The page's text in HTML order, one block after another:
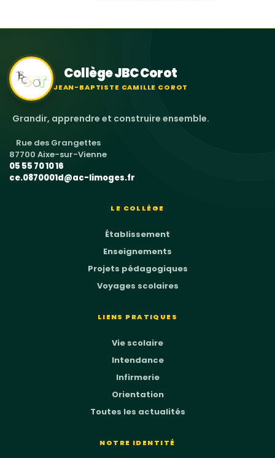
Collège JBC Corot
JEAN-BAPTISTE CAMILLE COROT
Grandir, apprendre et construire ensemble.
Rue des Grangettes
87700 Aixe-sur-Vienne
05 55 70 10 16
ce.0870001d@ac-limoges.fr
LE COLLÈGE
Établissement
Enseignements
Projets pédagogiques
Voyages scolaires
LIENS PRATIQUES
Vie scolaire
Intendance
Infirmerie
Orientation
Toutes les actualités
NOTRE IDENTITÉ